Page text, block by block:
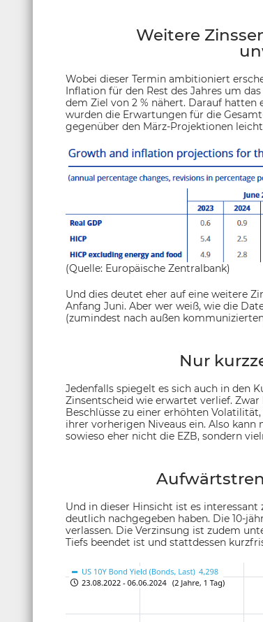
Weitere
Wobei dieser Termin ambitioniert
Inflation für den Rest des Jahres um
dem Ziel von 2 % nähert. Darauf
wurden die Erwartungen für die
gegenüber den März-Projektionen
(Quelle: Europäische Zentralbank)
Und dies deutet eher auf eine weitere
Anfang Juni. Aber wer weiß, wie die
(zumindest nach außen
Nur
Jedenfalls spiegelt es sich auch in den
Zinsentscheid wie erwartet verlief.
Beschlüsse zu einer erhöhten
ihrer vorherigen Niveaus ein. Also
sowieso eher nicht die EZB, sondern
Und in dieser Hinsicht ist es
deutlich nachgegeben haben. Die 10-
verlassen. Die Verzinsung ist zudem
Tiefs beendet ist und stattdessen